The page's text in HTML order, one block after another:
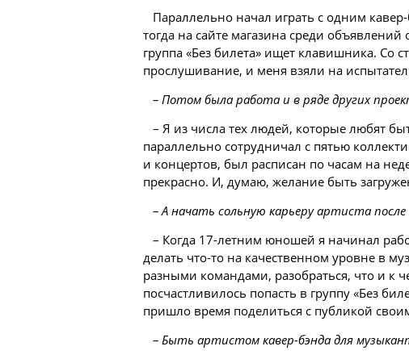
Параллельно начал играть с одним
тогда на сайте магазина среди
группа «Без билета» ищет клавишника. Со
прослушивание, и меня взяли на
– Потом была работа и в ряде других
– Я из числа тех людей, которые любят
параллельно сотрудничал с пятью
и концертов, был расписан по часам на
прекрасно. И, думаю, желание быть
– А начать сольную карьеру артиста после
– Когда 17-летним юношей я начинал
делать что-то на качественном уровне в
разными командами, разобраться, что и
посчастливилось попасть в группу «Без
пришло время поделиться с публикой
– Быть артистом кавер-бэнда для